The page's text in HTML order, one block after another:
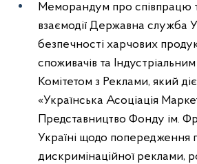
Меморандум про співпрацю
взаємодії Державна служба
безпечності харчових
споживачів та
Комітетом з Реклами, який
«Українська Асоціація
Представництво Фонду ім.
Україні щодо попередження
дискримінаційної реклами,